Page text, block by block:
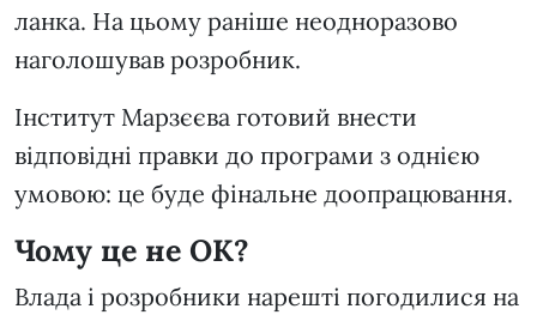
ланка. На цьому раніше неодноразово
наголошував розробник.
Інститут Марзєєва готовий внести
відповідні правки до програми з однією
умовою: це буде фінальне доопрацювання.
Чому це не ОК?
Влада і розробники нарешті погодилися на